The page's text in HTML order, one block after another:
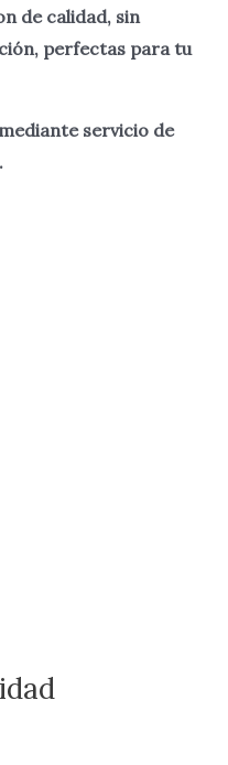
de calidad, sin
perfectas para tu
servicio de